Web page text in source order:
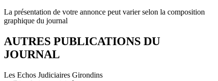
La présentation de votre annonce peut varier selon la composition
graphique du journal
AUTRES PUBLICATIONS DU
JOURNAL
Les Echos Judiciaires Girondins